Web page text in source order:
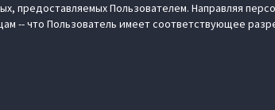
предоставляемых Пользователем. Направляя
-- что Пользователь имеет соответствующее